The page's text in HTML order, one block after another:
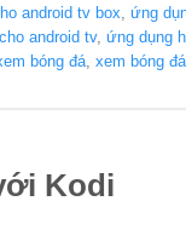
android tv box, ứng
android tv, ứng dụng
bóng đá, xem bóng
Kodi